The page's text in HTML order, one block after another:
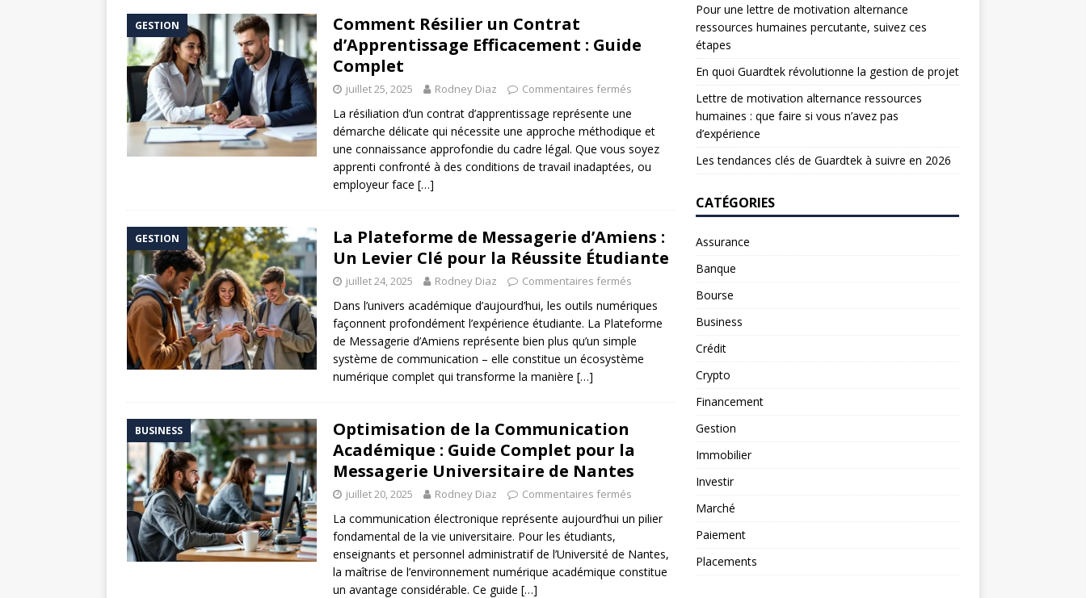
GESTION
Comment Résilier un Contrat
d’Apprentissage Efficacement : Guide
Complet
juillet 25, 2025 Rodney Diaz Commentaires fermés
La résiliation d’un contrat d’apprentissage représente une
démarche délicate qui nécessite une approche méthodique et
une connaissance approfondie du cadre légal. Que vous soyez
apprenti confronté à des conditions de travail inadaptées, ou
employeur face […]
GESTION
La Plateforme de Messagerie d’Amiens :
Un Levier Clé pour la Réussite Étudiante
juillet 24, 2025 Rodney Diaz Commentaires fermés
Dans l’univers académique d’aujourd’hui, les outils numériques
façonnent profondément l’expérience étudiante. La Plateforme
de Messagerie d’Amiens représente bien plus qu’un simple
système de communication – elle constitue un écosystème
numérique complet qui transforme la manière […]
BUSINESS
Optimisation de la Communication
Académique : Guide Complet pour la
Messagerie Universitaire de Nantes
juillet 20, 2025 Rodney Diaz Commentaires fermés
La communication électronique représente aujourd’hui un pilier
fondamental de la vie universitaire. Pour les étudiants,
enseignants et personnel administratif de l’Université de Nantes,
la maîtrise de l’environnement numérique académique constitue
un avantage considérable. Ce guide […]
Pour une lettre de motivation alternance
ressources humaines percutante, suivez ces
étapes
En quoi Guardtek révolutionne la gestion de projet
Lettre de motivation alternance ressources
humaines : que faire si vous n’avez pas
d’expérience
Les tendances clés de Guardtek à suivre en 2026
CATÉGORIES
Assurance
Banque
Bourse
Business
Crédit
Crypto
Financement
Gestion
Immobilier
Investir
Marché
Paiement
Placements